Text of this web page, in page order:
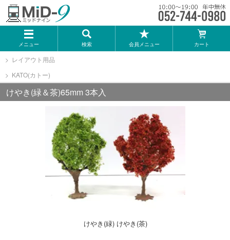
メニュー 検索 会員メニュー カート
メーカー一覧
TOMIX
KATO
トミーテック
マイクロエース
Bトレインショーティー
タカラトミー（プラレール）
レイアウト用品
KATO(カトー)
けやき(緑＆茶)65mm 3本入
けやき(緑) けやき(茶)